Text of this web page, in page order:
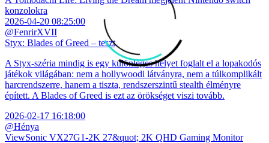
konzolokra
2026-04-20 08:25:00
@FenrirXVII
Styx: Blades of Greed – teszt
A Styx-széria mindig is egy különleges helyet foglalt el a lopakodós
játékok világában: nem a hollywoodi látványra, nem a túlkomplikált
harcrendszerre, hanem a tiszta, rendszerszintű stealth élményre
épített. A Blades of Greed is ezt az örökséget viszi tovább.
2026-02-17 16:18:00
@Hénya
ViewSonic VX27G1-2K 27&quot; 2K QHD Gaming Monitor